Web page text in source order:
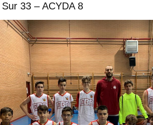
33 – ACYDA 8